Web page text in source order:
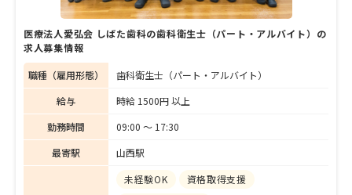
医療法人愛弘会 しばた歯科の歯科衛生士（パート・アルバイト）の
求人募集情報
職種（雇用形態）
歯科衛生士（パート・アルバイト）
給与
時給 1500円 以上
勤務時間
09:00 〜 17:30
最寄駅
山西駅
未経験OK
資格取得支援